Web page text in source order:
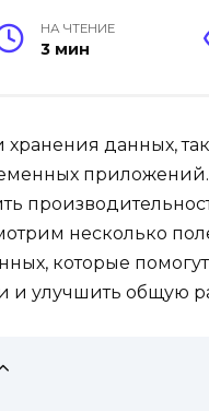
НА ЧТЕНИЕ
3 мин
хранения данных,
несколько
которые
и улучшить общую